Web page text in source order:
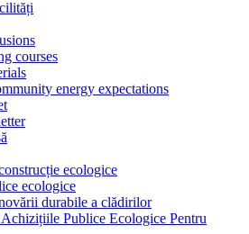
courses
energy expectations
ecologice
ecologice
durabile a clădirilor
Publice Ecologice Pentru